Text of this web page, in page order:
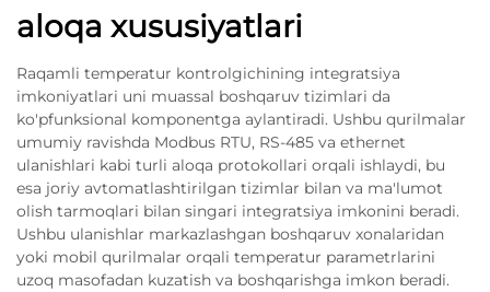
aloqa xususiyatlari
Raqamli temperatur kontrolgichining integratsiya
imkoniyatlari uni muassal boshqaruv tizimlari da
ko'pfunksional komponentga aylantiradi. Ushbu qurilmalar
umumiy ravishda Modbus RTU, RS-485 va ethernet
ulanishlari kabi turli aloqa protokollari orqali ishlaydi, bu
esa joriy avtomatlashtirilgan tizimlar bilan va ma'lumot
olish tarmoqlari bilan singari integratsiya imkonini beradi.
Ushbu ulanishlar markazlashgan boshqaruv xonalaridan
yoki mobil qurilmalar orqali temperatur parametrlarini
uzoq masofadan kuzatish va boshqarishga imkon beradi.